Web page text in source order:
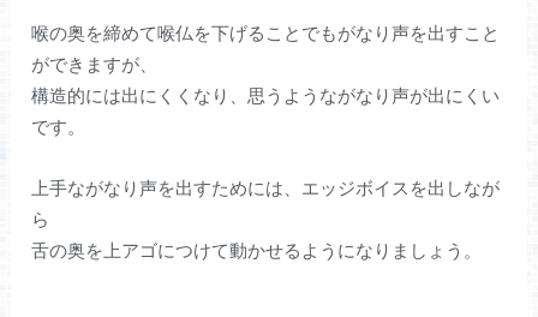
喉の奥を締めて喉仏を下げることでもがなり声を出すこと
ができますが、
構造的には出にくくなり、思うようながなり声が出にくい
です。
上手ながなり声を出すためには、エッジボイスを出しなが
ら
舌の奥を上アゴにつけて動かせるようになりましょう。